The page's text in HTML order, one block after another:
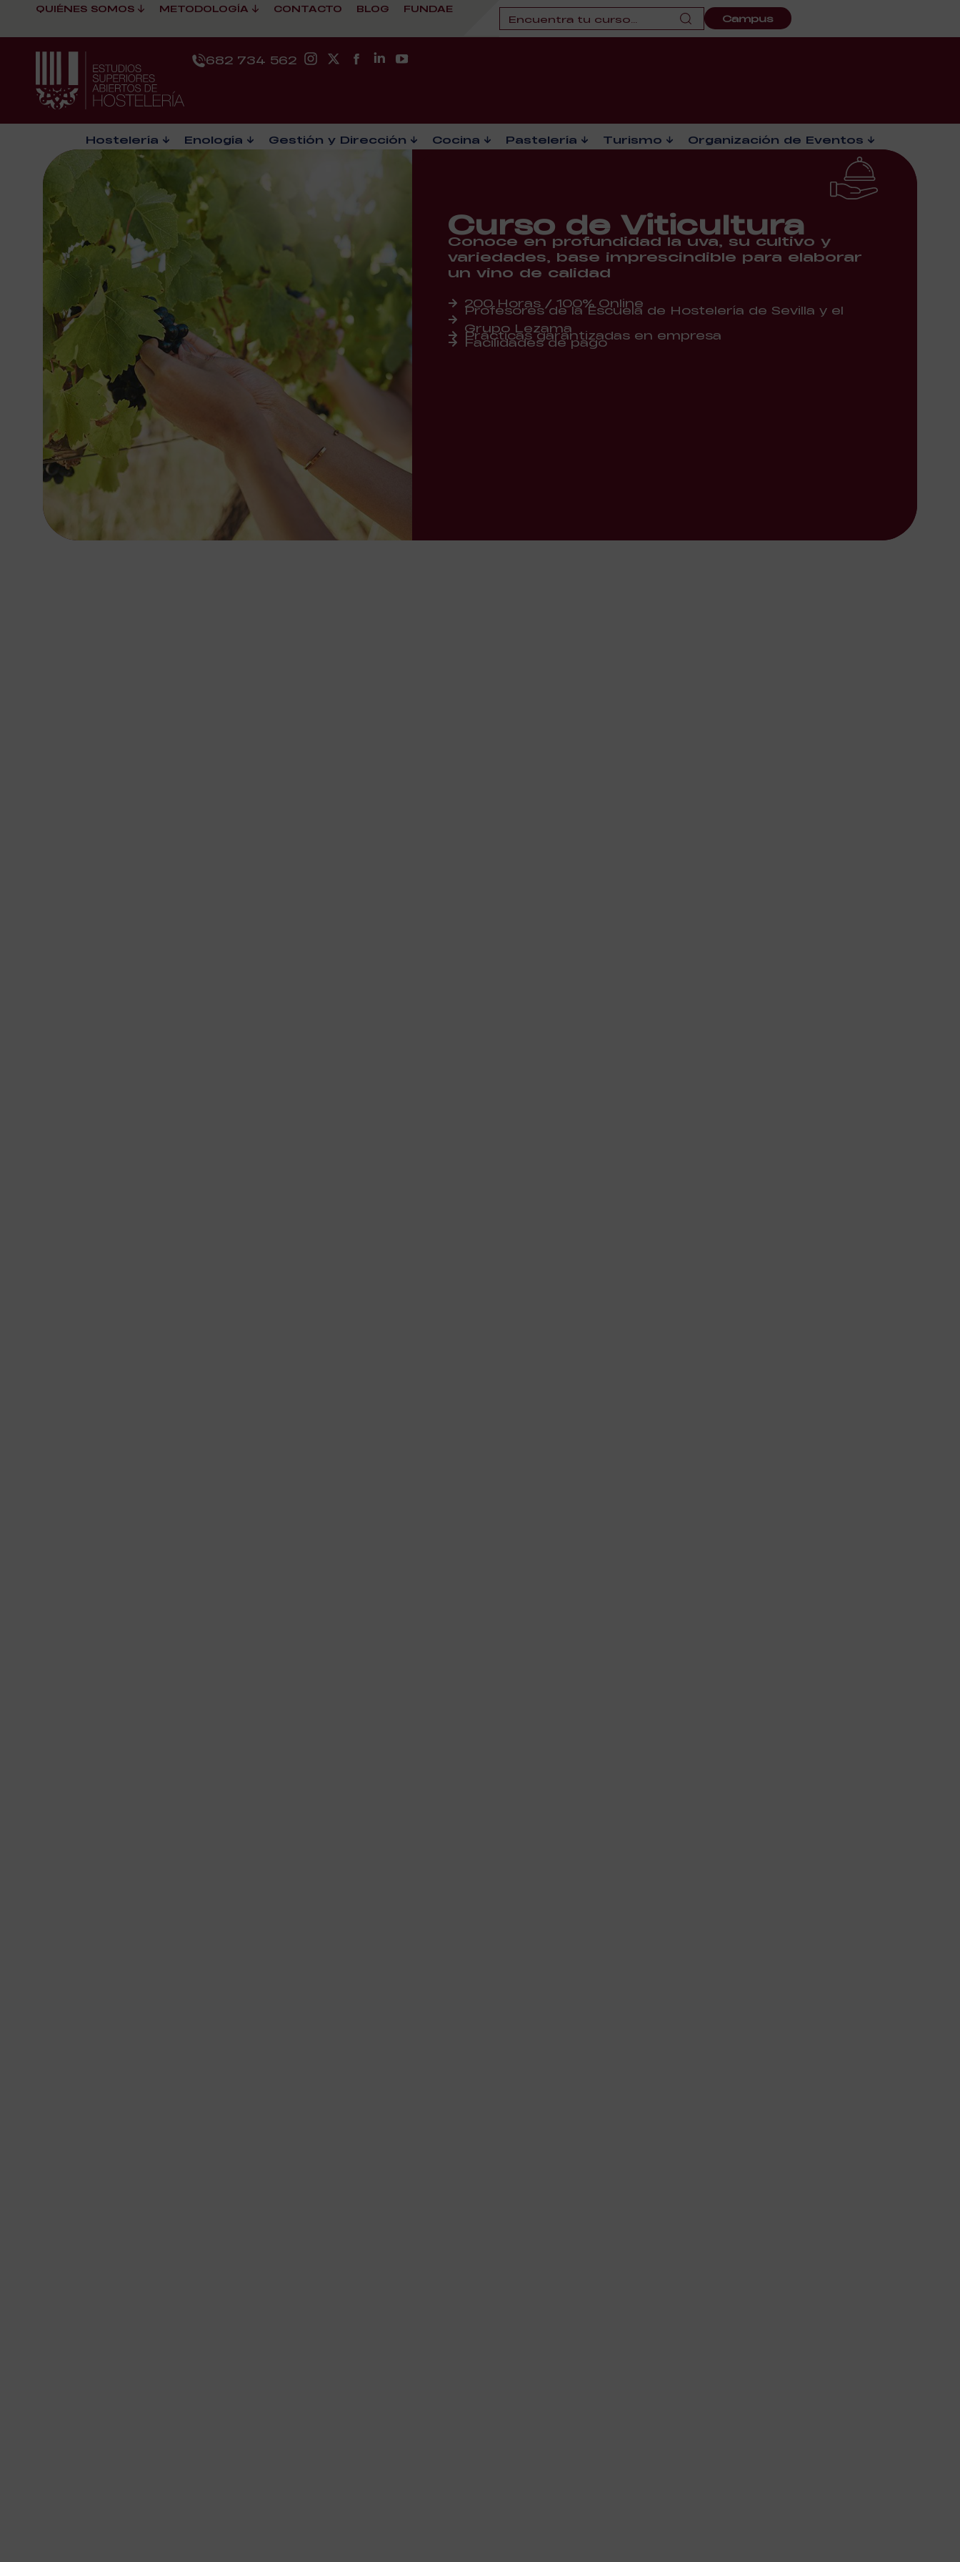
QUIÉNES SOMOS METODOLOGÍA CONTACTO BLOG FUNDAE
Campus
682 734 562
Hostelería Enología Gestión y Dirección Cocina Pastelería Turismo Organización de Eventos
Curso de Viticultura
Conoce en profundidad la uva, su cultivo y
variedades, base imprescindible para elaborar
un vino de calidad
200 Horas / 100% Online
Profesores de la Escuela de Hostelería de Sevilla y el
Grupo Lezama
Prácticas garantizadas en empresa
Facilidades de pago